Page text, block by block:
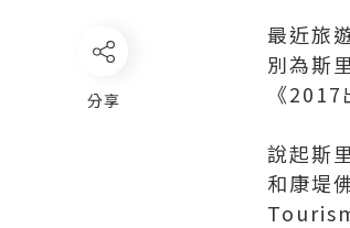
分享
最近旅
別為斯
《
說起斯
和康堤